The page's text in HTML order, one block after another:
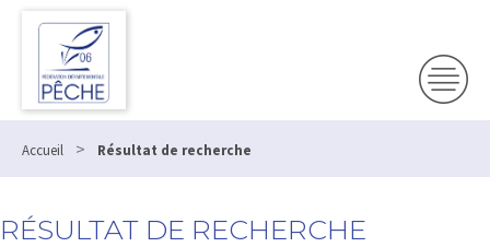
Accueil > Résultat de recherche
RÉSULTAT DE RECHERCHE